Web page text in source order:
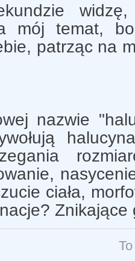
mój temat,
patrząc na
nazwie
ciała,
Znikające